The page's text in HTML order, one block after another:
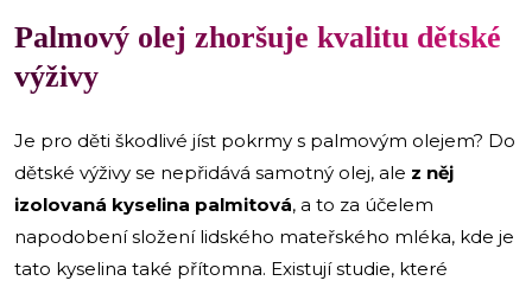
Palmový olej zhoršuje kvalitu dětské
výživy
Je pro děti škodlivé jíst pokrmy s palmovým olejem? Do
dětské výživy se nepřidává samotný olej, ale z něj
izolovaná kyselina palmitová, a to za účelem
napodobení složení lidského mateřského mléka, kde je
tato kyselina také přítomna. Existují studie, které